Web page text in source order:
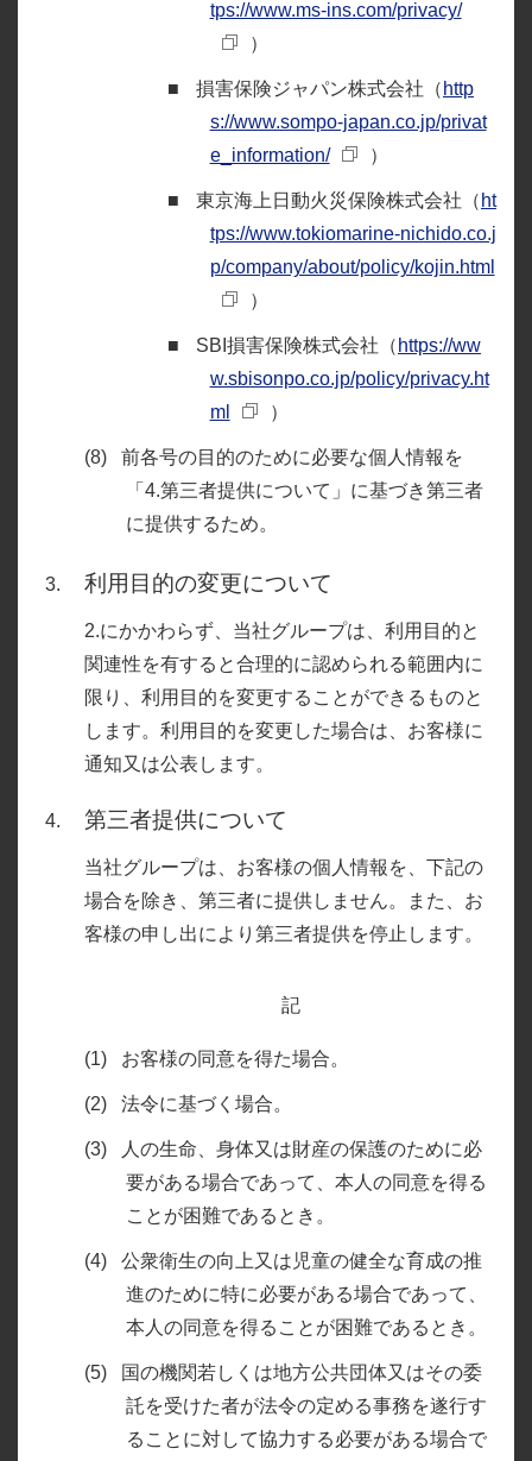
tps://www.ms-ins.com/privacy/
）
損害保険ジャパン株式会社（ http
s://www.sompo-japan.co.jp/privat
e_information/
）
東京海上日動火災保険株式会社（ ht
tps://www.tokiomarine-nichido.co.j
p/company/about/policy/kojin.html
）
SBI損害保険株式会社（ https://ww
w.sbisonpo.co.jp/policy/privacy.ht
ml
）
前各号の目的のために必要な個人情報を
「4.第三者提供について」に基づき第三者
に提供するため。
利用目的の変更について
2.にかかわらず、当社グループは、利用目的と
関連性を有すると合理的に認められる範囲内に
限り、利用目的を変更することができるものと
します。利用目的を変更した場合は、お客様に
通知又は公表します。
第三者提供について
当社グループは、お客様の個人情報を、下記の
場合を除き、第三者に提供しません。また、お
客様の申し出により第三者提供を停止します。
記
お客様の同意を得た場合。
法令に基づく場合。
人の生命、身体又は財産の保護のために必
要がある場合であって、本人の同意を得る
ことが困難であるとき。
公衆衛生の向上又は児童の健全な育成の推
進のために特に必要がある場合であって、
本人の同意を得ることが困難であるとき。
国の機関若しくは地方公共団体又はその委
託を受けた者が法令の定める事務を遂行す
ることに対して協力する必要がある場合で